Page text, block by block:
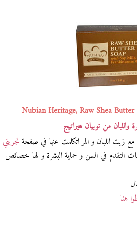
Nubian Heritage, Raw Shea
من نوبيان هيراتيج
تجربتي
التقدم في السن و حماية البشرة و لها خصائص
هنا